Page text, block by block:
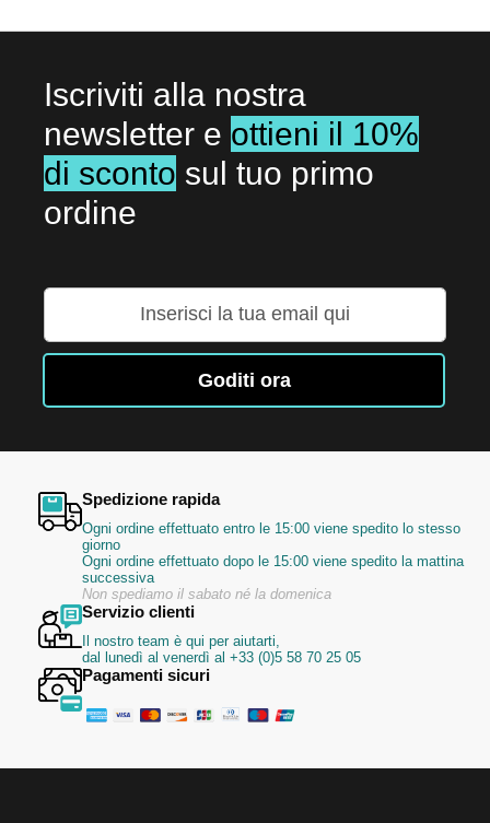
Iscriviti alla nostra
newsletter e ottieni il 10%
di sconto sul tuo primo
ordine
nostra
Goditi ora
Spedizione rapida
Ogni ordine effettuato entro le 15:00 viene spedito lo stesso
giorno
Ogni ordine effettuato dopo le 15:00 viene spedito la mattina
successiva
Non spediamo il sabato né la domenica
Servizio clienti
Il nostro team è qui per aiutarti,
dal lunedì al venerdì al +33 (0)5 58 70 25 05
Pagamenti sicuri